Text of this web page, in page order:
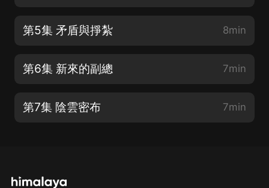
第5集 矛盾與掙紮 8min
第6集 新來的副總 7min
第7集 陰雲密布 7min